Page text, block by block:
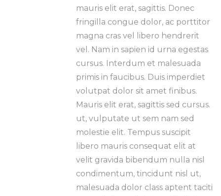
mauris elit erat, sagittis. Donec
fringilla congue dolor, ac porttitor
magna cras vel libero hendrerit
vel. Nam in sapien id urna egestas
cursus. Interdum et malesuada
primis in faucibus. Duis imperdiet
volutpat dolor sit amet finibus.
Mauris elit erat, sagittis sed cursus.
ut, vulputate ut sem nam sed
molestie elit. Tempus suscipit
libero mauris consequat elit at
velit gravida bibendum nulla nisl
condimentum, tincidunt nisl ut,
malesuada dolor class aptent taciti